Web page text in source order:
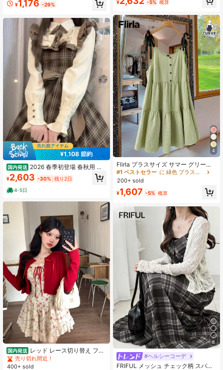
ヤード フリル リボンタイ ブラウス
¥1,176 -29%
¥1,108 節約
国内発送 2026 春季初登場 春秋用 レ
ディースワンピース 韓国風 レトロ
スクールガール風 セット風 チェック
柄 ハイウエスト細見え
¥2,603 -30% 残り2日
4-5日
国内発送 レッド レース切り替え フラ
ワープリントワンピース＋カーディ
ガン ワンピース単体でもOK 春夏 レ
#9 ベストセラー
に プリーツ 女性のドレス
売り切れ間近！
#9 ベストセラー
売り切れ間近！
#9 ベストセラー
売り切れ間近！
400+ sold
売り切れ間近！
¥ -5% 概算
4
Flirla プラスサイズ サマー グリーン
ルーズ リボン パッチワーク ケーキ
スカート
#1 ベストセラー
に 緑色 プラスサイズのドレス
200+ sold
¥1,607 -5% 概算
8
#ヘルシーコーデ
FRIFUL メッシュ チェック柄 スパゲ
#1 ベストセラー
売り切れ間近！